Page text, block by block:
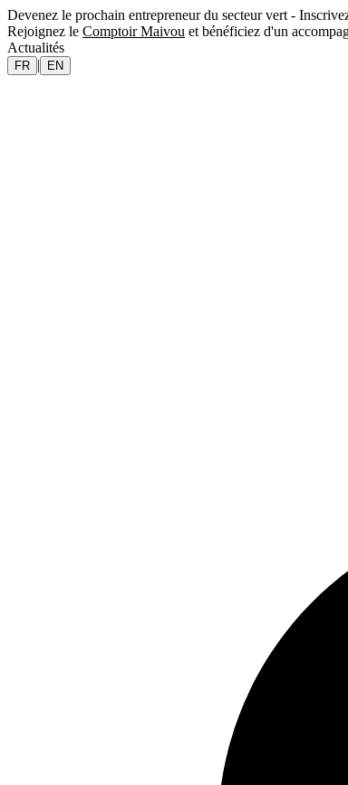
Devenez le prochain entrepreneur du secteur vert -
Rejoignez le Comptoir Maivou et bénéficiez d'un
Actualités
FR | EN